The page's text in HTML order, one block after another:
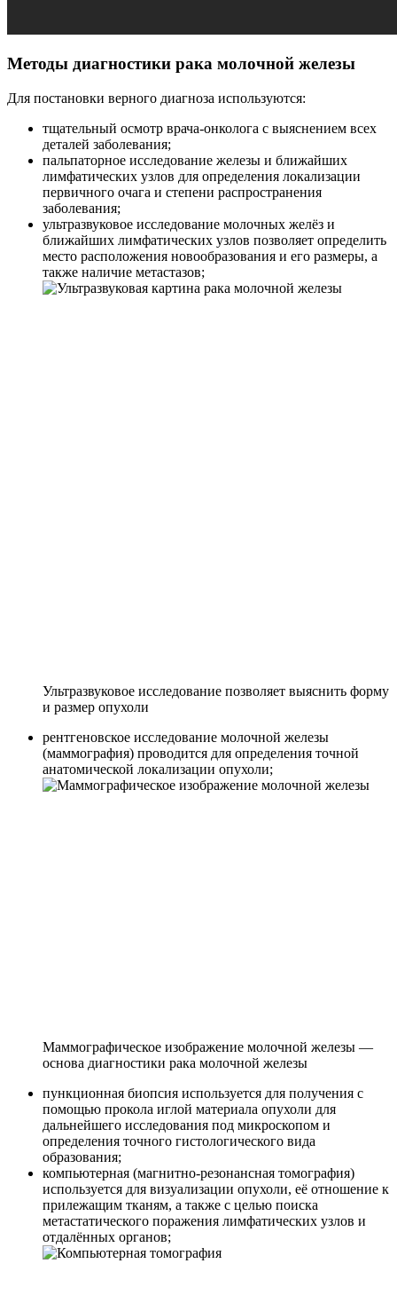
Методы диагностики рака молочной железы
Для постановки верного диагноза используются:
тщательный осмотр врача-онколога с выяснением всех
деталей заболевания;
пальпаторное исследование железы и ближайших
лимфатических узлов для определения локализации
первичного очага и степени распространения
заболевания;
ультразвуковое исследование молочных желёз и
ближайших лимфатических узлов позволяет определить
место расположения новообразования и его размеры, а
также наличие метастазов;
Ультразвуковое исследование позволяет выяснить форму
и размер опухоли
рентгеновское исследование молочной железы
(маммография) проводится для определения точной
анатомической локализации опухоли;
Маммографическое изображение молочной железы —
основа диагностики рака молочной железы
пункционная биопсия используется для получения с
помощью прокола иглой материала опухоли для
дальнейшего исследования под микроскопом и
определения точного гистологического вида
образования;
компьютерная (магнитно-резонансная томография)
используется для визуализации опухоли, её отношение к
прилежащим тканям, а также с целью поиска
метастатического поражения лимфатических узлов и
отдалённых органов;